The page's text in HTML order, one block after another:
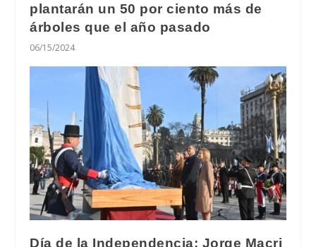
plantarán un 50 por ciento más de
árboles que el año pasado
06/15/2024
Día de la Independencia: Jorge Macri